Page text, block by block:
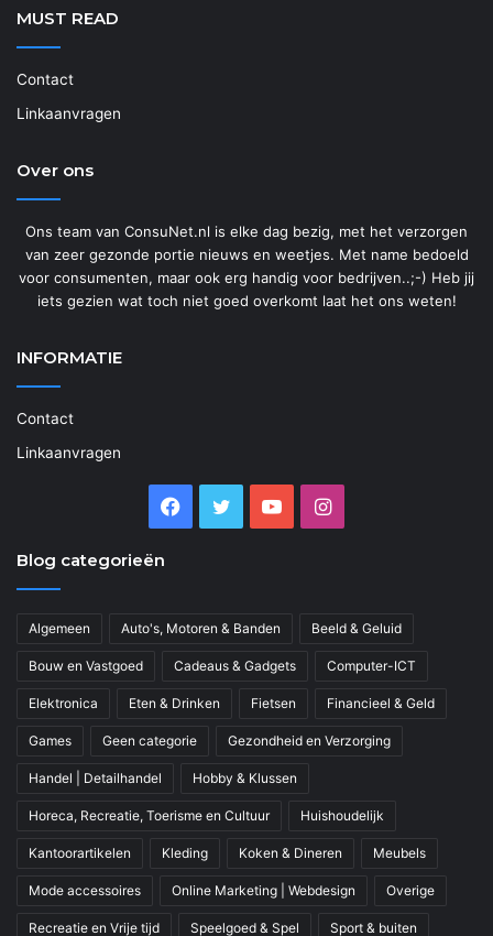
MUST READ
Contact
Linkaanvragen
Over ons
Ons team van ConsuNet.nl is elke dag bezig, met het verzorgen
van zeer gezonde portie nieuws en weetjes. Met name bedoeld
voor consumenten, maar ook erg handig voor bedrijven..;-) Heb jij
iets gezien wat toch niet goed overkomt laat het ons weten!
INFORMATIE
Contact
Linkaanvragen
Facebook
Twitter YouTubeInstagram
Blog categorieën
Algemeen Auto's, Motoren & Banden Beeld & Geluid
Bouw en Vastgoed Cadeaus & Gadgets Computer-ICT
Elektronica Eten & Drinken Fietsen Financieel & Geld
Games Geen categorie Gezondheid en Verzorging
Handel | Detailhandel Hobby & Klussen
Horeca, Recreatie, Toerisme en Cultuur Huishoudelijk
Kantoorartikelen Kleding Koken & Dineren Meubels
Mode accessoires Online Marketing | Webdesign Overige
Recreatie en Vrije tijd Speelgoed & Spel Sport & buiten